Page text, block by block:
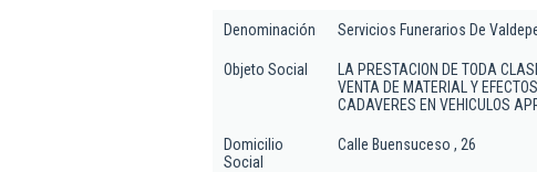
Denominación Servicios Funerarios De
Objeto Social
LA PRESTACION DE TODA
VENTA DE MATERIAL Y
CADAVERES EN VEHICULOS
Domicilio
Social
Calle Buensuceso , 26